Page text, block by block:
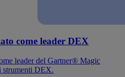
come leader DEX
leader del Gartner® Magic
DEX.